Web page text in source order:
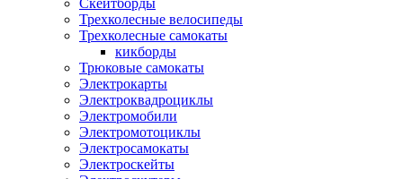
Скейтборды
Трехколесные велосипеды
Трехколесные самокаты
кикборды
Трюковые самокаты
Электрокарты
Электроквадроциклы
Электромобили
Электромотоциклы
Электросамокаты
Электроскейты